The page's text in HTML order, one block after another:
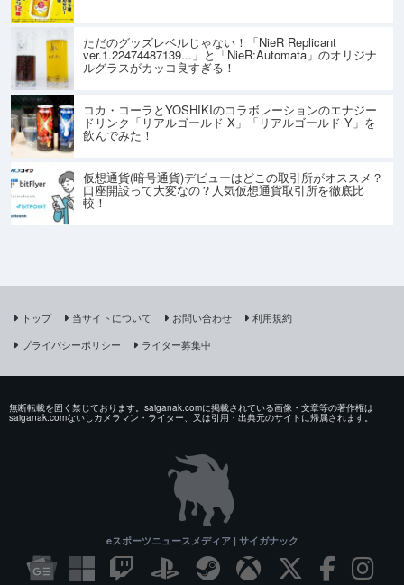
ただのグッズレベルじゃない！「NieR Replicant
ver.1.22474487139...」と「NieR:Automata」のオリジナ
ルグラスがカッコ良すぎる！
コカ・コーラとYOSHIKIのコラボレーションのエナジー
ドリンク「リアルゴールド X」「リアルゴールド Y」を
飲んでみた！
仮想通貨(暗号通貨)デビューはどこの取引所がオススメ？
口座開設って大変なの？人気仮想通貨取引所を徹底比
較！
トップ 当サイトについて お問い合わせ
利用規約
プライバシーポリシー
ライター募集中
無断転載を固く禁じております。saiganak.comに掲載されている画像・文章等の著作権は
saiganak.comないしカメラマン・ライター、又は引用・出典元のサイトに帰属されます。
eスポーツニュースメディア | サイガナック